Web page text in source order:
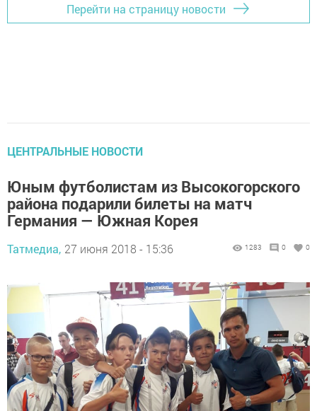
Перейти на страницу новости
ЦЕНТРАЛЬНЫЕ НОВОСТИ
Юным футболистам из Высокогорского
района подарили билеты на матч
Германия — Южная Корея
Татмедиа, 27 июня 2018 - 15:36 1283 0 0